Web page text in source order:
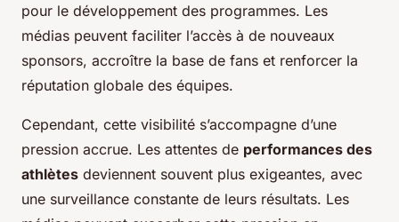
pour le développement des programmes. Les
médias peuvent faciliter l’accès à de nouveaux
sponsors, accroître la base de fans et renforcer la
réputation globale des équipes.
Cependant, cette visibilité s’accompagne d’une
pression accrue. Les attentes de performances des
athlètes deviennent souvent plus exigeantes, avec
une surveillance constante de leurs résultats. Les